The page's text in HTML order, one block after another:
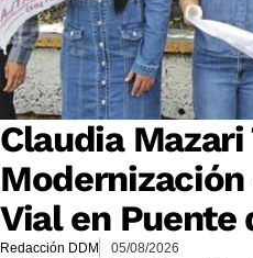
Claudia
Modernización
Vial en Puente
Redacción DDM 05/08/2026